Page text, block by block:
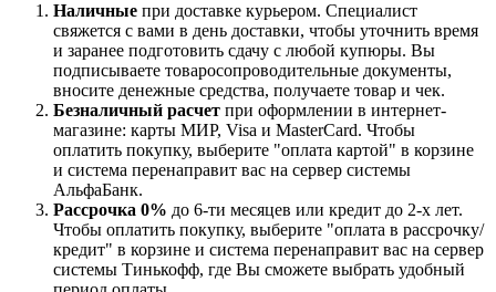
Наличные при доставке курьером. Специалист
свяжется с вами в день доставки, чтобы уточнить время
и заранее подготовить сдачу с любой купюры. Вы
подписываете товаросопроводительные документы,
вносите денежные средства, получаете товар и чек.
Безналичный расчет при оформлении в интернет-
магазине: карты МИР, Visa и MasterCard. Чтобы
оплатить покупку, выберите "оплата картой" в корзине
и система перенаправит вас на сервер системы
АльфаБанк.
Рассрочка 0% до 6-ти месяцев или кредит до 2-х лет.
Чтобы оплатить покупку, выберите "оплата в рассрочку/
кредит" в корзине и система перенаправит вас на сервер
системы Тинькофф, где Вы сможете выбрать удобный